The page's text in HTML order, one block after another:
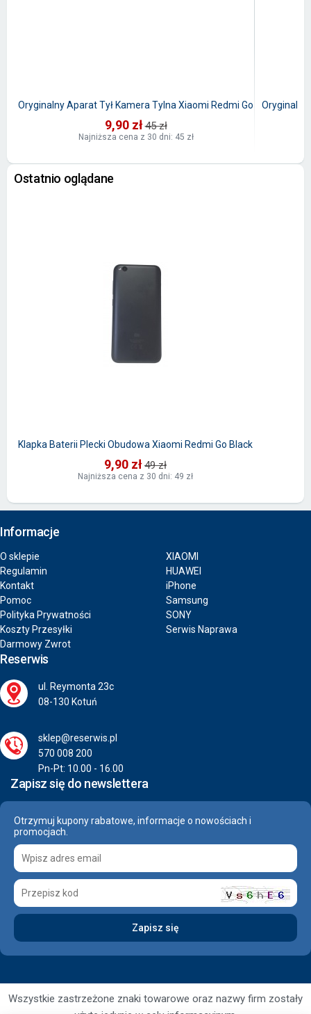
Oryginalny Aparat Tył Kamera Tylna Xiaomi Redmi Go
9,90 zł45 zł
Najniższa cena z 30 dni: 45 zł
Oryginalny
Ostatnio oglądane
Klapka Baterii Plecki Obudowa Xiaomi Redmi Go Black
9,90 zł49 zł
Najniższa cena z 30 dni: 49 zł
Informacje
O sklepie
Regulamin
Kontakt
Pomoc
Polityka Prywatności
Koszty Przesyłki
Darmowy Zwrot
XIAOMI
HUAWEI
iPhone
Samsung
SONY
Serwis Naprawa
Reserwis
ul. Reymonta 23c
08-130 Kotuń
sklep@reserwis.pl
570 008 200
Pn-Pt: 10.00 - 16.00
Zapisz się do newslettera
Otrzymuj kupony rabatowe, informacje o nowościach i
promocjach.
Wszystkie zastrzeżone znaki towarowe oraz nazwy firm zostały